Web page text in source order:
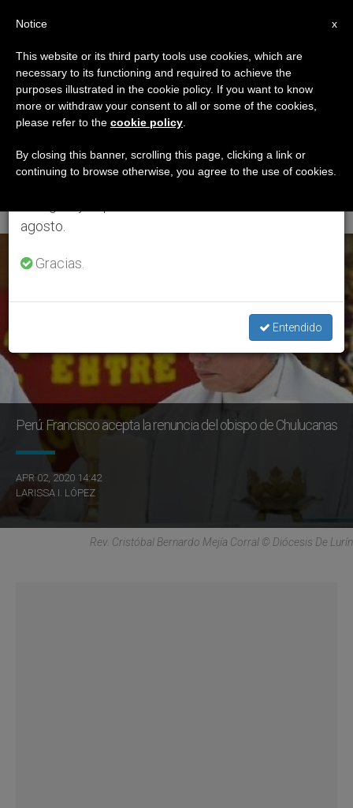
ETIQUETA
Posts Tagged ‘Rev.
Cristóbal Bernardo
Mejía Corral’
ÚLTIMAS NOTICIAS
Perú: Francisco acepta la renuncia del obispo de Chulucanas
APR 02, 2020 14:42
LARISSA I. LÓPEZ
Rev. Cristóbal Bernardo Mejía Corral © Diócesis De Lurín
×
Aviso importante
Del 27 de julio al 7 de agosto haremos la pausa
anual, aprovechando que en el periodo de verano
se generan menos informaciones y también el
agosto.
Gracias.
Entendido
x
Notice
This website or its third party tools use cookies, which are
necessary to its functioning and required to achieve the
purposes illustrated in the cookie policy. If you want to know
more or withdraw your consent to all or some of the cookies,
please refer to the cookie policy
By closing this banner, scrolling this page, clicking a link or
continuing to browse otherwise, you agree to the use of cookies.